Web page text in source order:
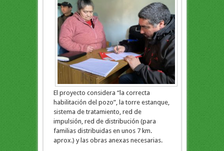
El proyecto considera “la correcta
habilitación del pozo”, la torre estanque,
sistema de tratamiento, red de
impulsión, red de distribución (para
familias distribuidas en unos 7 km.
aprox.) y las obras anexas necesarias.